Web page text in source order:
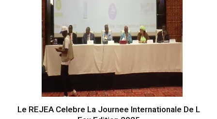
Le REJEA Celebre La Journee Internationale De L